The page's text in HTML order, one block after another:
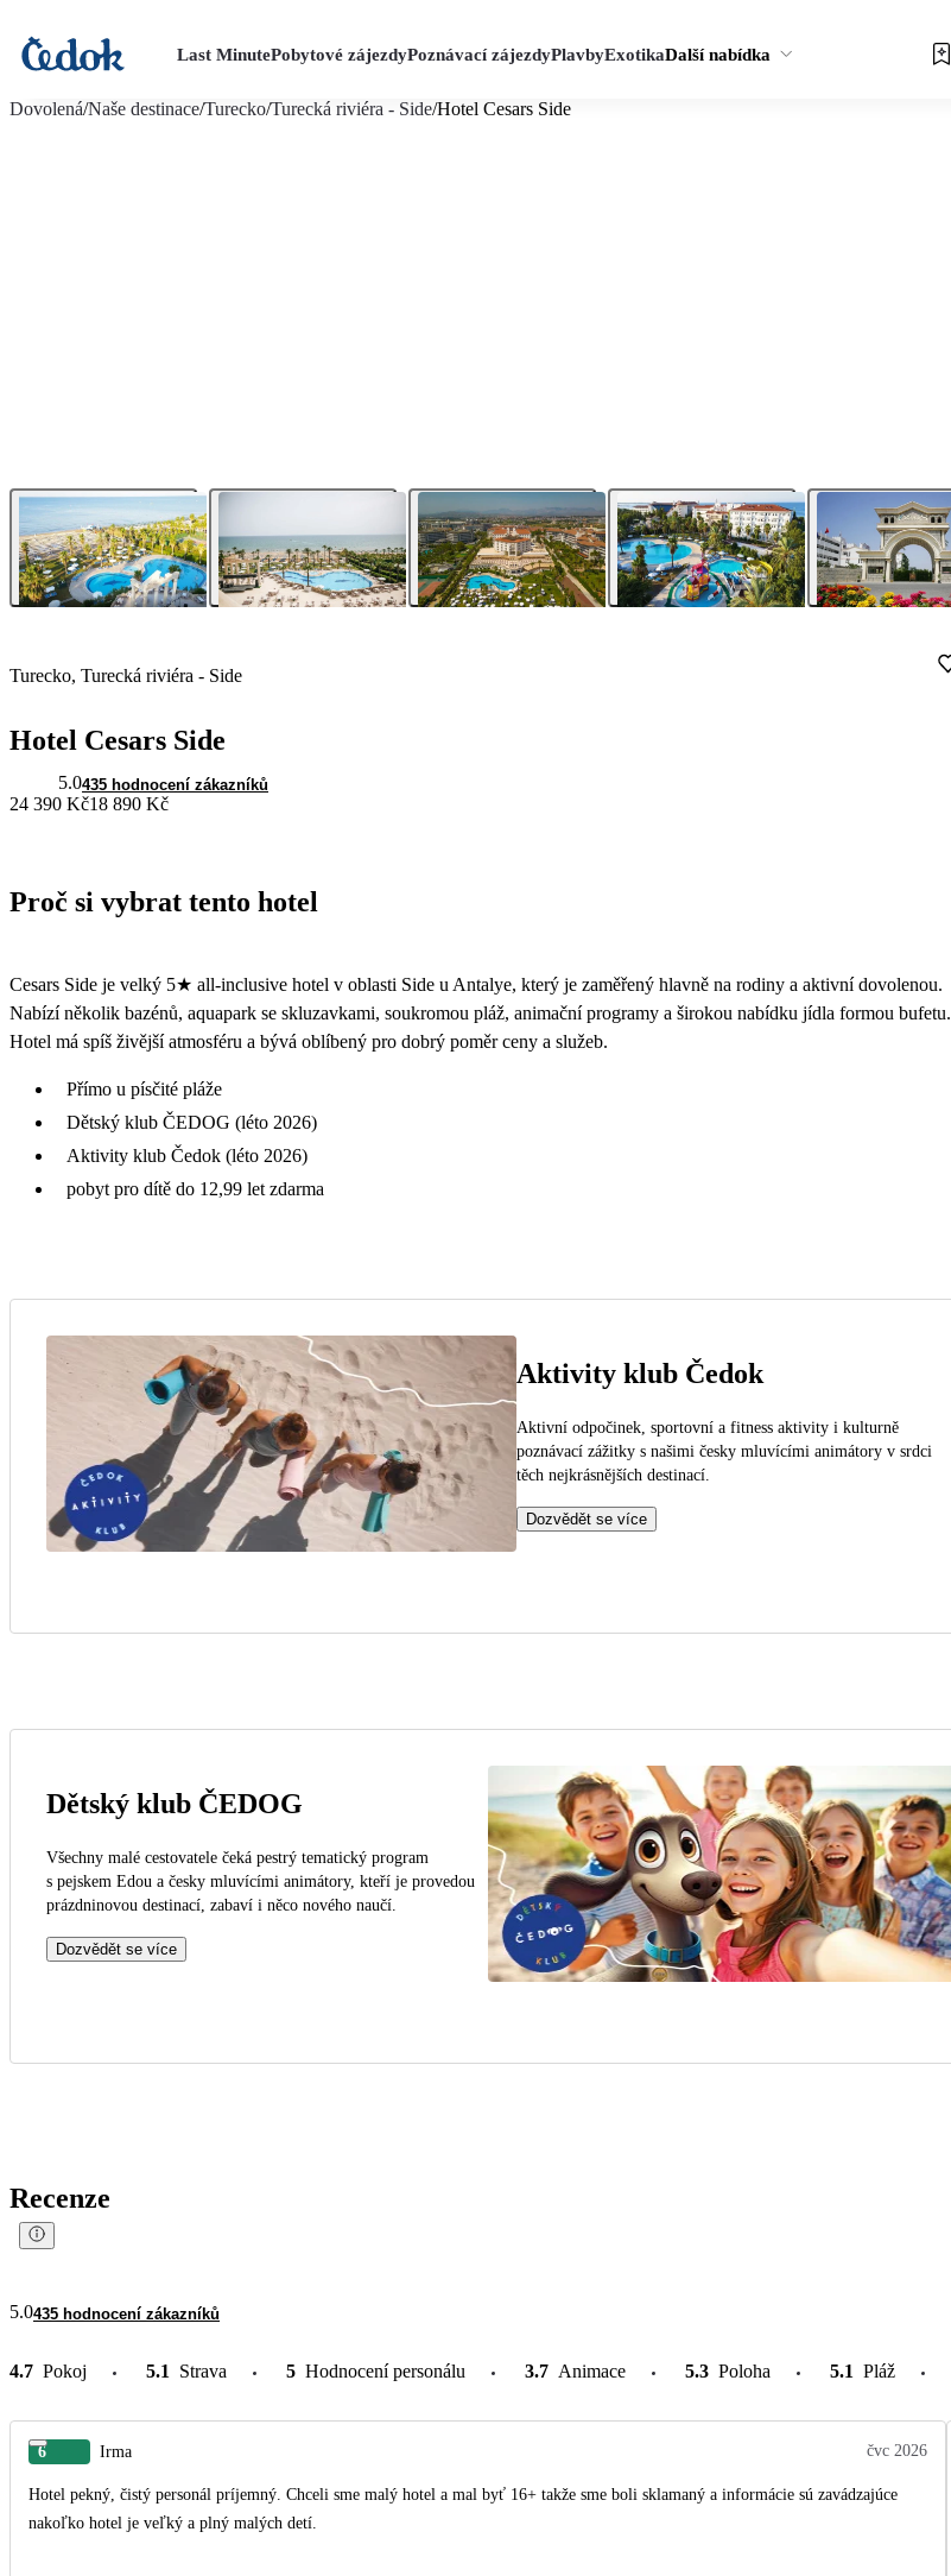
Last MinutePobytové zájezdyPoznávací zájezdyPlavbyExotikaDalší nabídka
Dovolená/Naše destinace/Turecko/Turecká riviéra - Side/Hotel Cesars Side
Turecko, Turecká riviéra - Side
Hotel Cesars Side
5.0435 hodnocení zákazníků
24 390 Kč18 890 Kč
Proč si vybrat tento hotel
Cesars Side je velký 5★ all-inclusive hotel v oblasti Side u Antalye, který je zaměřený hlavně na rodiny a aktivní dovolenou.
Nabízí několik bazénů, aquapark se skluzavkami, soukromou pláž, animační programy a širokou nabídku jídla formou bufetu.
Hotel má spíš živější atmosféru a bývá oblíbený pro dobrý poměr ceny a služeb.
Přímo u písčité pláže
Dětský klub ČEDOG (léto 2026)
Aktivity klub Čedok (léto 2026)
pobyt pro dítě do 12,99 let zdarma
Aktivity klub Čedok
Aktivní odpočinek, sportovní a fitness aktivity i kulturně
poznávací zážitky s našimi česky mluvícími animátory v srdci
těch nejkrásnějších destinací.
Dozvědět se více
Dětský klub ČEDOG
Všechny malé cestovatele čeká pestrý tematický program
s pejskem Edou a česky mluvícími animátory, kteří je provedou
prázdninovou destinací, zabaví i něco nového naučí.
Dozvědět se více
Recenze
5.0435 hodnocení zákazníků
4.7 Pokoj 5.1 Strava 5 Hodnocení personálu 3.7 Animace 5.3 Poloha 5.1 Pláž
6 Irma čvc 2026
Hotel pekný, čistý personál príjemný. Chceli sme malý hotel a mal byť 16+ takže sme boli sklamaný a informácie sú zavádzajúce
nakoľko hotel je veľký a plný malých detí.